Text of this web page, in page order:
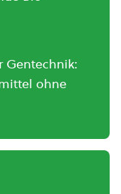
Gentechnik:
ohne